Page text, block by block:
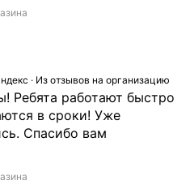
· Из отзывов на организацию
Ребята работают быстро
в сроки! Уже
Спасибо вам